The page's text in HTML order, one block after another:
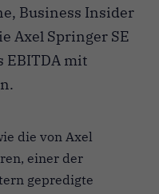
Business Insider
Axel Springer SE
EBITDA mit
die von Axel
einer der
gepredigte